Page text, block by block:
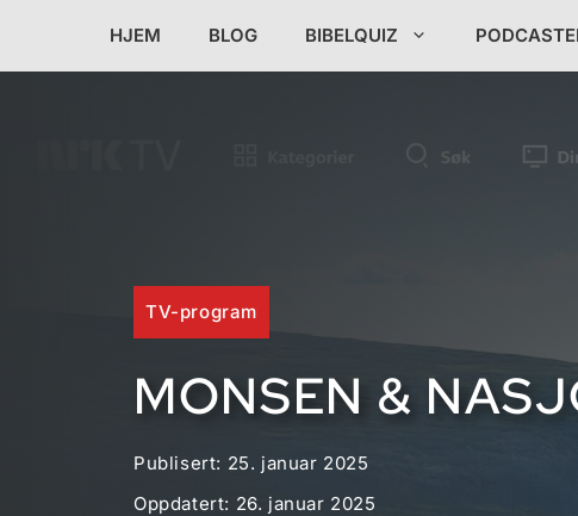
HJEM BLOG BIBELQUIZ
TV-program
MONSEN &
Publisert: 25. januar 2025
Oppdatert: 26. januar 2025